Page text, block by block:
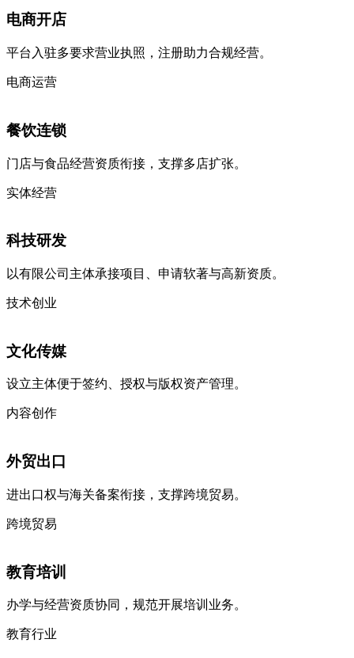
电商开店
平台入驻多要求营业执照，注册助力合规经营。
电商运营
餐饮连锁
门店与食品经营资质衔接，支撑多店扩张。
实体经营
科技研发
以有限公司主体承接项目、申请软著与高新资质。
技术创业
文化传媒
设立主体便于签约、授权与版权资产管理。
内容创作
外贸出口
进出口权与海关备案衔接，支撑跨境贸易。
跨境贸易
教育培训
办学与经营资质协同，规范开展培训业务。
教育行业